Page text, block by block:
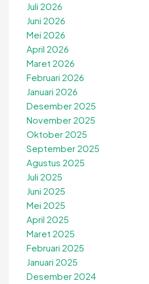
Juli 2026
Juni 2026
Mei 2026
April 2026
Maret 2026
Februari 2026
Januari 2026
Desember 2025
November 2025
Oktober 2025
September 2025
Agustus 2025
Juli 2025
Juni 2025
Mei 2025
April 2025
Maret 2025
Februari 2025
Januari 2025
Desember 2024